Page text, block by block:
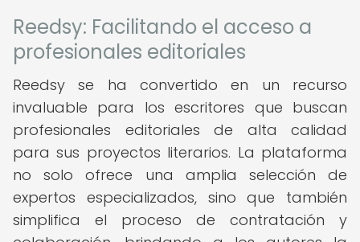
Reedsy: Facilitando el acceso a
profesionales editoriales
Reedsy se ha convertido en un recurso
invaluable para los escritores que buscan
profesionales editoriales de alta calidad
para sus proyectos literarios. La plataforma
no solo ofrece una amplia selección de
expertos especializados, sino que también
simplifica el proceso de contratación y